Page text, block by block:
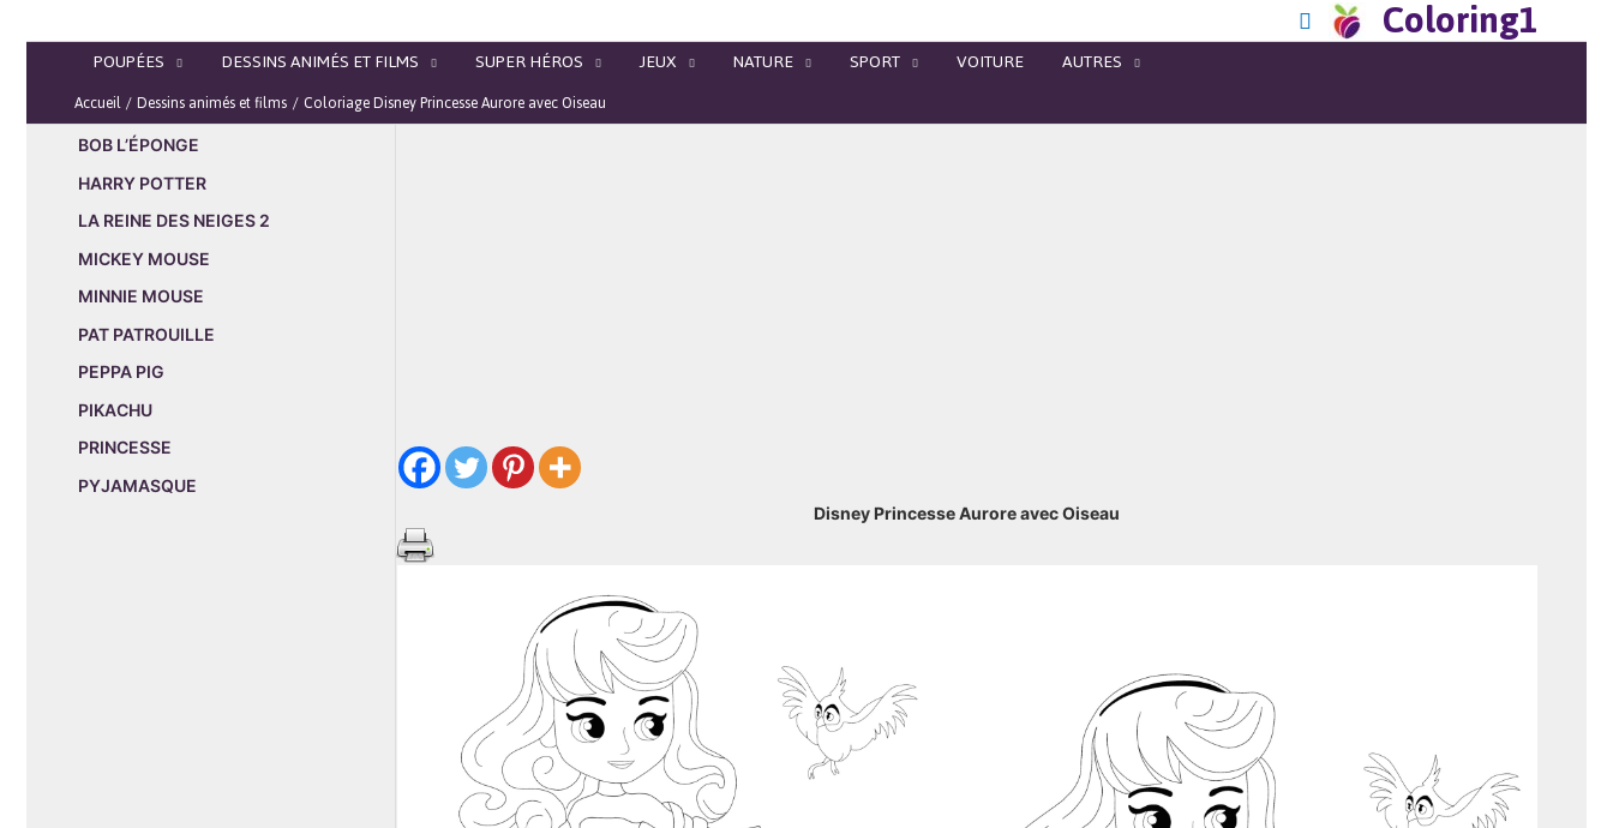
Coloring1
POUPÉES DESSINS ANIMÉS ET FILMS SUPER HÉROS JEUX NATURE SPORT VOITURE AUTRES
Accueil Dessins animés et films Coloriage Disney Princesse Aurore avec Oiseau
BOB L’ÉPONGE
HARRY POTTER
LA REINE DES NEIGES 2
MICKEY MOUSE
MINNIE MOUSE
PAT PATROUILLE
PEPPA PIG
PIKACHU
PRINCESSE
PYJAMASQUE
Disney Princesse Aurore avec Oiseau